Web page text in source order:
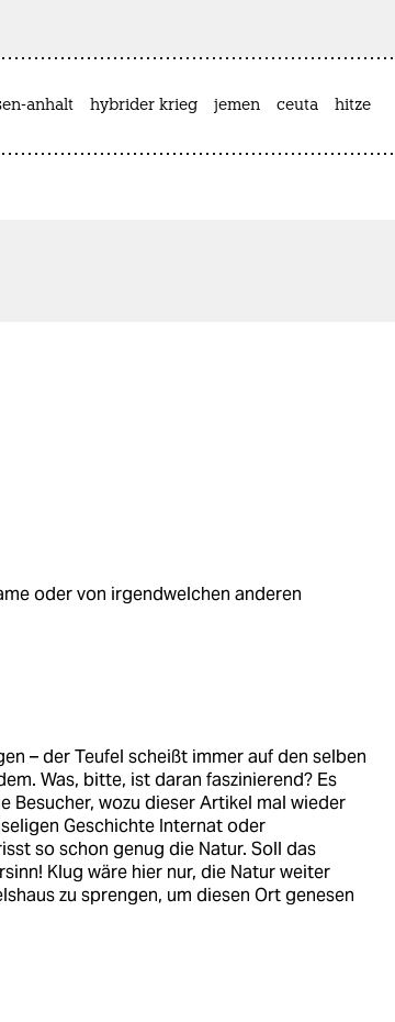
anhalt hybrider krieg jemen ceuta hitze
oder von irgendwelchen anderen
– der Teufel scheißt immer auf den selben
Was, bitte, ist daran faszinierend? Es
Besucher, wozu dieser Artikel mal wieder
Geschichte Internat oder
so schon genug die Natur. Soll das
Klug wäre hier nur, die Natur weiter
zu sprengen, um diesen Ort genesen